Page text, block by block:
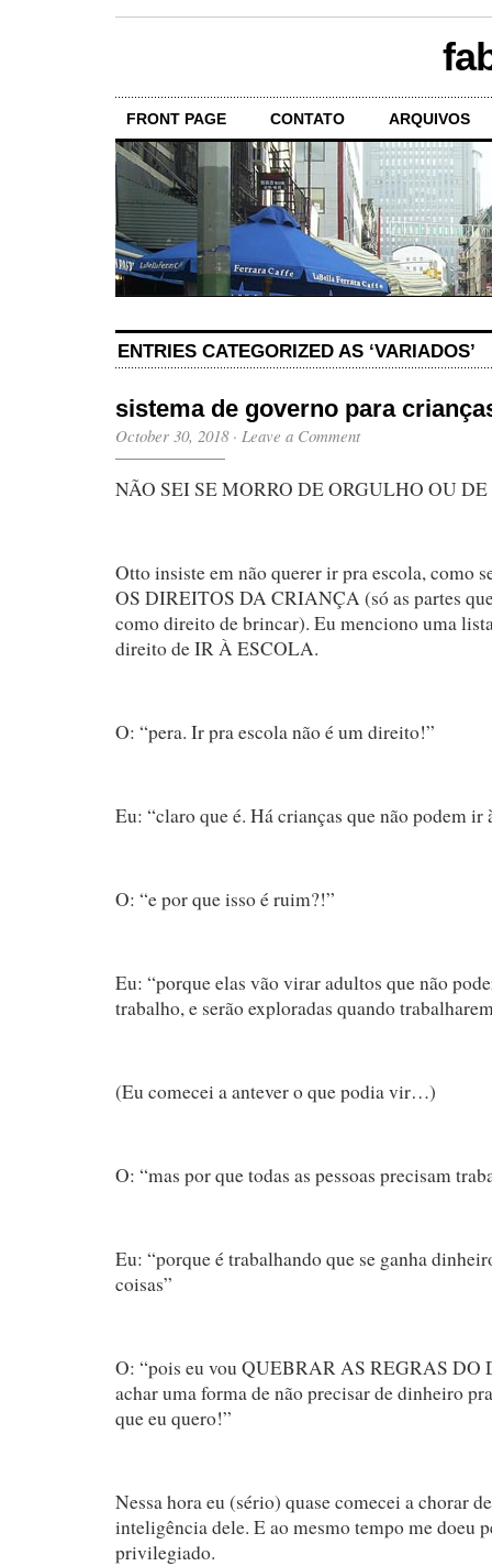
FRONT PAGE CONTATO ARQUIVOS
ENTRIES CATEGORIZED AS ‘VARIADOS’
sistema de governo para
October 30, 2018· Leave a Comment
NÃO SEI SE MORRO DE ORGULHO OU
Otto insiste em não querer ir pra escola, como
OS DIREITOS DA CRIANÇA (só as partes
como direito de brincar). Eu menciono uma
direito de IR À ESCOLA.
O: “pera. Ir pra escola não é um direito!”
Eu: “claro que é. Há crianças que não podem ir
O: “e por que isso é ruim?!”
Eu: “porque elas vão virar adultos que não
trabalho, e serão exploradas quando
(Eu comecei a antever o que podia vir…)
O: “mas por que todas as pessoas precisam
Eu: “porque é trabalhando que se ganha
coisas”
O: “pois eu vou QUEBRAR AS REGRAS DO
achar uma forma de não precisar de dinheiro
que eu quero!”
Nessa hora eu (sério) quase comecei a chorar
inteligência dele. E ao mesmo tempo me doeu
privilegiado.